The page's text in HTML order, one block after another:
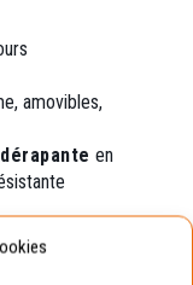
amovibles,
en